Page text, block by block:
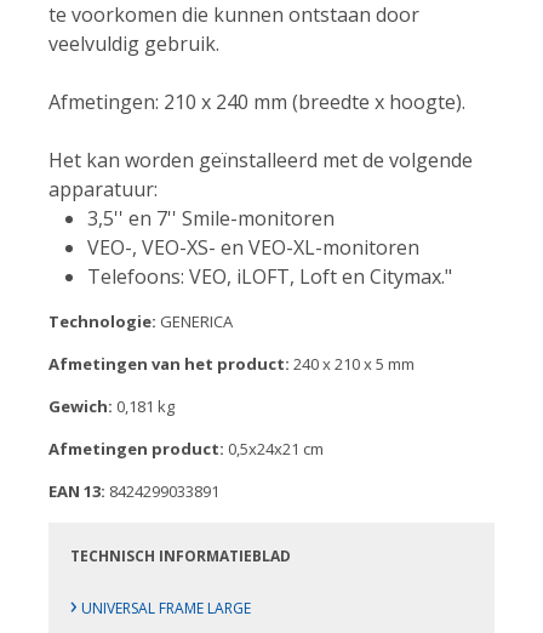
te voorkomen die kunnen ontstaan door
veelvuldig gebruik.
Afmetingen: 210 x 240 mm (breedte x hoogte).
Het kan worden geïnstalleerd met de volgende
apparatuur:
3,5'' en 7'' Smile-monitoren
VEO-, VEO-XS- en VEO-XL-monitoren
Telefoons: VEO, iLOFT, Loft en Citymax."
Technologie: GENERICA
Afmetingen van het product: 240 x 210 x 5 mm
Gewich: 0,181 kg
Afmetingen product: 0,5x24x21 cm
EAN 13: 8424299033891
TECHNISCH INFORMATIEBLAD
› UNIVERSAL FRAME LARGE